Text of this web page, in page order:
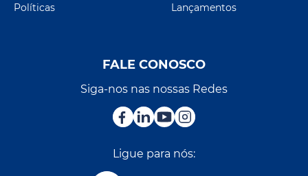
Políticas
Lançamentos
FALE CONOSCO
Siga-nos nas nossas Redes
Ligue para nós: